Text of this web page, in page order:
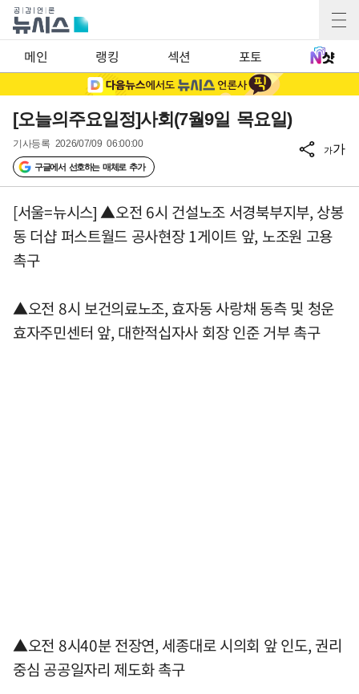
메인 랭킹 섹션 포토
[오늘의주요일정]사회(7월9일 목요일)
기사등록 2026/07/09 06:00:00
구글에서 선호하는 매체로 추가
가가
[서울=뉴시스] ▲오전 6시 건설노조 서경북부지부, 상봉
동 더샵 퍼스트월드 공사현장 1게이트 앞, 노조원 고용
촉구
▲오전 8시 보건의료노조, 효자동 사랑채 동측 및 청운
효자주민센터 앞, 대한적십자사 회장 인준 거부 촉구
▲오전 8시40분 전장연, 세종대로 시의회 앞 인도, 권리
중심 공공일자리 제도화 촉구